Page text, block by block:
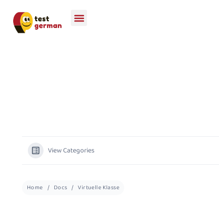
View Categories
Home Docs Virtuelle Klasse